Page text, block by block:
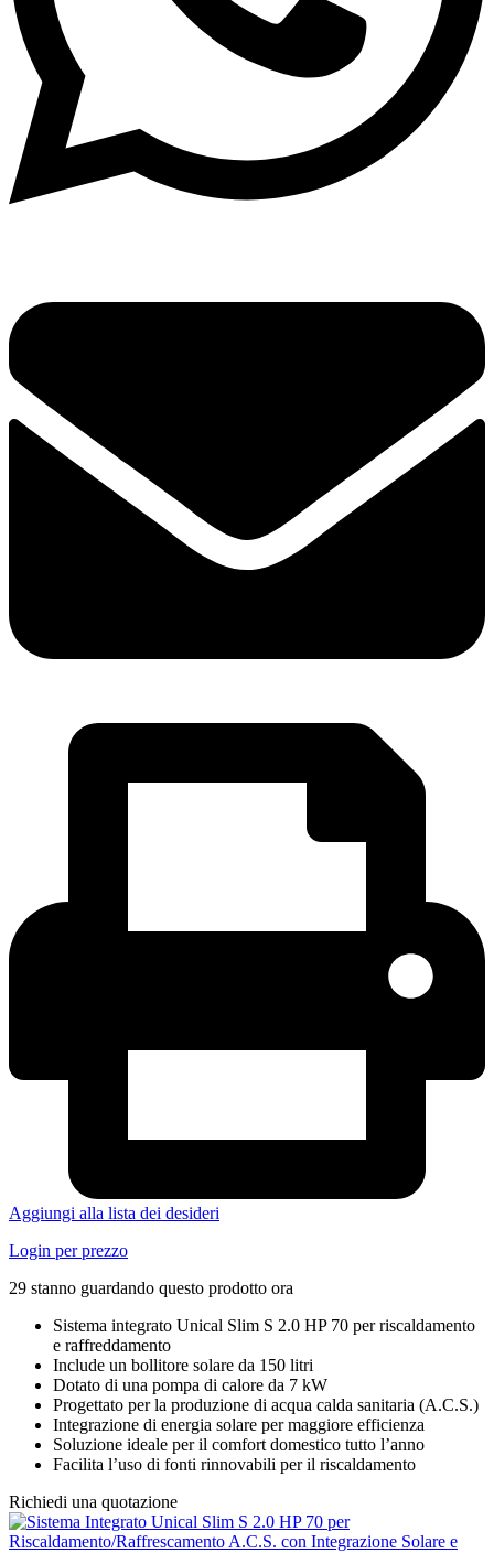
Aggiungi alla lista dei desideri
Login per prezzo
29 stanno guardando questo prodotto ora
Sistema integrato Unical Slim S 2.0 HP 70 per riscaldamento
e raffreddamento
Include un bollitore solare da 150 litri
Dotato di una pompa di calore da 7 kW
Progettato per la produzione di acqua calda sanitaria (A.C.S.)
Integrazione di energia solare per maggiore efficienza
Soluzione ideale per il comfort domestico tutto l’anno
Facilita l’uso di fonti rinnovabili per il riscaldamento
Richiedi una quotazione